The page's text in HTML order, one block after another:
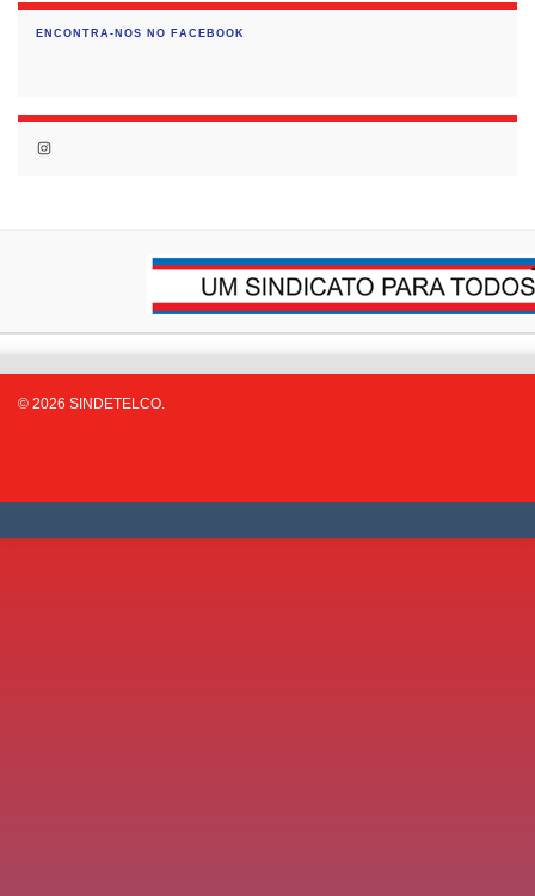
ENCONTRA-NOS NO FACEBOOK
Instagram
© 2026 SINDETELCO.